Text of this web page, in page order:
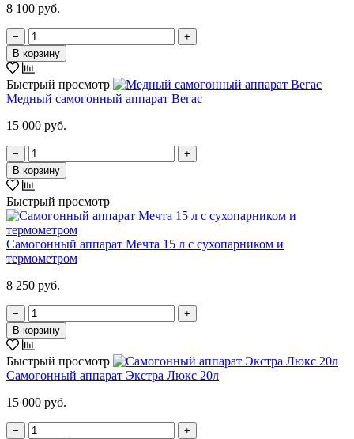
8 100 руб.
−
+
В корзину
Быстрый просмотр
Медный самогонный аппарат Вегас
15 000 руб.
−
+
В корзину
Быстрый просмотр
Самогонный аппарат Мечта 15 л с сухопарником и
термометром
8 250 руб.
−
+
В корзину
Быстрый просмотр
Самогонный аппарат Экстра Люкс 20л
15 000 руб.
−
+